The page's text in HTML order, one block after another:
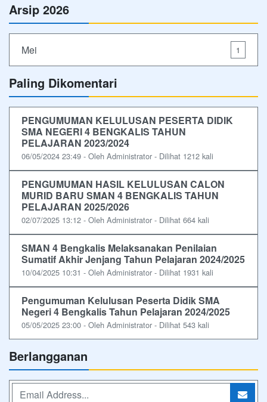
Arsip 2026
Mei 1
Paling Dikomentari
PENGUMUMAN KELULUSAN PESERTA DIDIK
SMA NEGERI 4 BENGKALIS TAHUN
PELAJARAN 2023/2024
06/05/2024 23:49 - Oleh Administrator - Dilihat 1212 kali
PENGUMUMAN HASIL KELULUSAN CALON
MURID BARU SMAN 4 BENGKALIS TAHUN
PELAJARAN 2025/2026
02/07/2025 13:12 - Oleh Administrator - Dilihat 664 kali
SMAN 4 Bengkalis Melaksanakan Penilaian
Sumatif Akhir Jenjang Tahun Pelajaran 2024/2025
10/04/2025 10:31 - Oleh Administrator - Dilihat 1931 kali
Pengumuman Kelulusan Peserta Didik SMA
Negeri 4 Bengkalis Tahun Pelajaran 2024/2025
05/05/2025 23:00 - Oleh Administrator - Dilihat 543 kali
Berlangganan